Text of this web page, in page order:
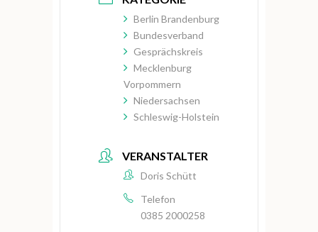
Berlin Brandenburg
Bundesverband
Gesprächskreis
Mecklenburg
Vorpommern
Niedersachsen
Schleswig-Holstein
VERANSTALTER
Doris Schütt
Telefon
0385 2000258